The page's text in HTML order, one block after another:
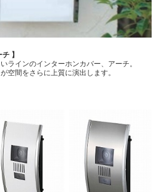
】
インのインターホンカバー、アーチ。
間をさらに上質に演出します。